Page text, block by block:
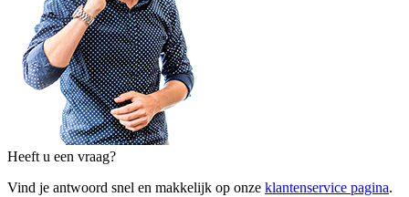
Heeft u een vraag?
Vind je antwoord snel en makkelijk op onze klantenservice pagina.